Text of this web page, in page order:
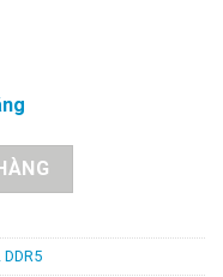
- CT32G56C46U5 số
DDR5